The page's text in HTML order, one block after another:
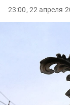
23:00, 22 апреля